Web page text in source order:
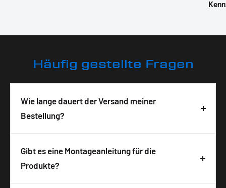
Häufig gestellte Fragen
Wie lange dauert der Versand meiner
Bestellung?
Deine Bestellung wird in der Regel innerhalb von 3-
5 Tagen nach Bestelleingang geliefert. Die
Lieferzeit ist abhängig von der Verfügbarkeit und
Gibt es eine Montageanleitung für die
Produkte?
Ja, zu allen unseren Produkten bekommst du